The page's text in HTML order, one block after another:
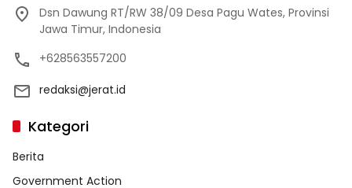
Dsn Dawung RT/RW 38/09 Desa Pagu Wates, Provinsi
Jawa Timur, Indonesia
+628563557200
redaksi@jerat.id
Kategori
Berita
Government Action